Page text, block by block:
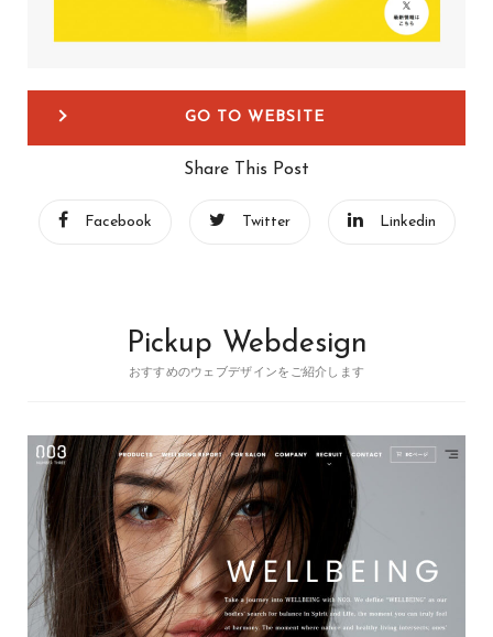
GO TO WEBSITE
Share This Post
Facebook Twitter Linkedin
Pickup Webdesign
おすすめのウェブデザインをご紹介します